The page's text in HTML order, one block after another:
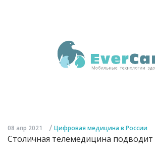
08 апр 2021 / Цифровая медицина в России
Столичная телемедицина подводит